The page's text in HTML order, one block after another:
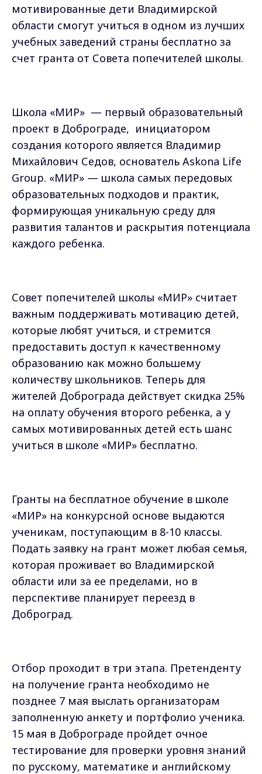
мотивированные дети Владимирской
области смогут учиться в одном из лучших
учебных заведений страны бесплатно за
счет гранта от Совета попечителей школы.
Школа «МИР» — первый образовательный
проект в Доброграде, инициатором
создания которого является Владимир
Михайлович Седов, основатель Askona Life
Group. «МИР» — школа самых передовых
образовательных подходов и практик,
формирующая уникальную среду для
развития талантов и раскрытия потенциала
каждого ребенка.
Совет попечителей школы «МИР» считает
важным поддерживать мотивацию детей,
которые любят учиться, и стремится
предоставить доступ к качественному
образованию как можно большему
количеству школьников. Теперь для
жителей Доброграда действует скидка 25%
на оплату обучения второго ребенка, а у
самых мотивированных детей есть шанс
учиться в школе «МИР» бесплатно.
Гранты на бесплатное обучение в школе
«МИР» на конкурсной основе выдаются
ученикам, поступающим в 8-10 классы.
Подать заявку на грант может любая семья,
которая проживает во Владимирской
области или за ее пределами, но в
перспективе планирует переезд в
Доброград.
Отбор проходит в три этапа. Претенденту
на получение гранта необходимо не
позднее 7 мая выслать организаторам
заполненную анкету и портфолио ученика.
15 мая в Доброграде пройдет очное
тестирование для проверки уровня знаний
по русскому, математике и английскому